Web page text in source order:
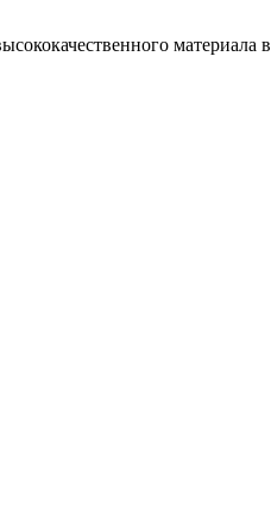
материала в